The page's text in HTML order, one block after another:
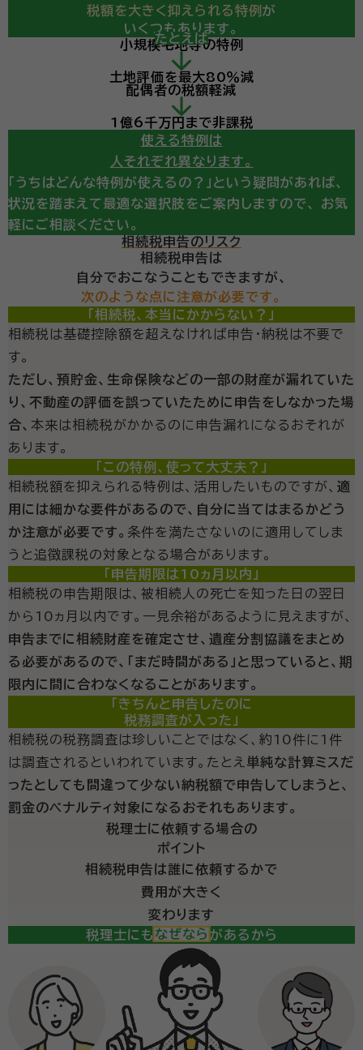
計算の結果、
相続税の申告が必要になりそう・・・
という診断が出ても、
ここからが重要です。
税額を大きく抑えられる特例 が
いくつもあります。
たとえば
小規模宅地等の特例
土地評価を最大80％減
配偶者の税額軽減
1億6千万円まで非課税
使える特例は
人それぞれ異なります。
「うちはどんな特例が使えるの？」という疑問があれば、
状況を踏まえて最適な選択肢をご案内しますので、
お気
軽にご相談ください。
相続税申告のリスク
相続税申告は
自分でおこなうこともできますが、
次のような点に注意が必要です。
「相続税、本当にかからない？」
相続税は基礎控除額を超えなければ申告・納税は不要で
す。
ただし、預貯金、生命保険などの一部の財産が漏れていた
り、不動産の評価を誤っていたために申告をしなかった場
合、 本来は相続税がかかるのに申告漏れになるおそれが
あります。
「この特例、使って大丈夫？」
相続税額を抑えられる特例は、活用したいものですが、 適
用には細かな要件があるので、自分に当てはまるかどう
か注意が必要です。 条件を満たさないのに適用してしま
うと追徴課税の対象となる場合があります。
「申告期限は10ヵ月以内」
相続税の申告期限は、被相続人の死亡を知った日の翌日
から10ヵ月以内です。一見余裕があるように見えますが、
申告までに相続財産を確定させ、遺産分割協議をまとめ
る必要があるので、「まだ時間がある」と思っていると、期
限内に間に合わなくなることがあります。
「きちんと申告したのに
税務調査が入った」
相続税の税務調査は珍しいことではなく、約10件に1件
は調査されるといわれています。たとえ 単純な計算ミスだ
ったとしても間違って少ない納税額で申告してしまうと、
罰金のペナルティ対象になるおそれもあります。
税理士に依頼する場合の
ポイント
相続税申告は誰に依頼するかで
費用が大きく
変わります
税理士にも得意分野があるから